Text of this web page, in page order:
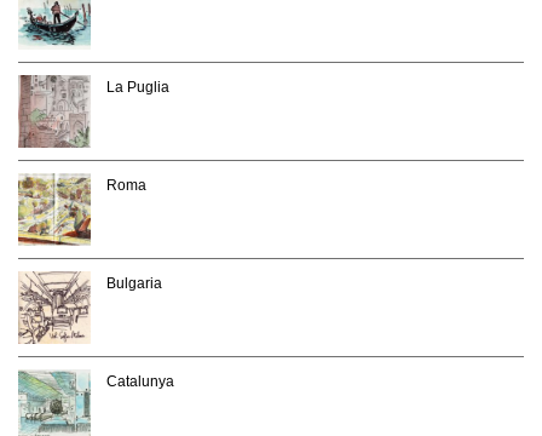
La Puglia
Roma
Bulgaria
Catalunya